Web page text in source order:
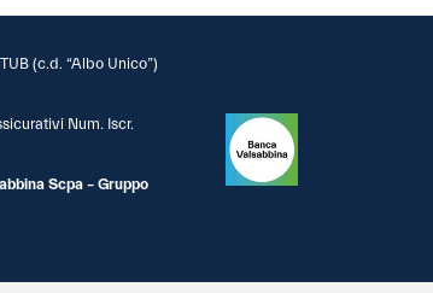
(c.d. “Albo Unico”)
Num. Iscr.
Scpa – Gruppo